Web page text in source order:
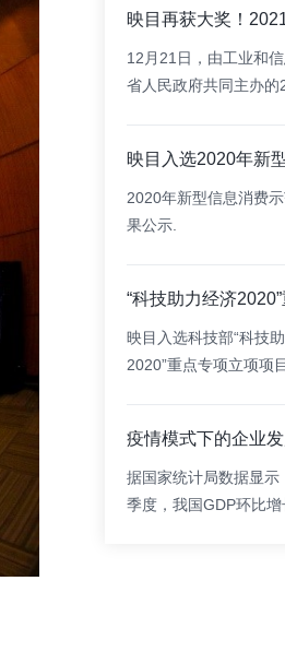
12月21日，由工业和
省人民政府共同主办的
APP领域前景好、潜力
新应用，映目凭借在数
模式的创新表现，荣获
2020年新型信息消费
果公示.
映目入选科技部“科技
2020”重点专项立项项目
疫情模式下的企业
据国家统计局数据显示
季度，我国GDP环比增